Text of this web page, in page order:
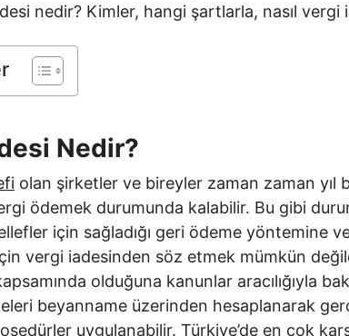
nedir? Kimler, hangi şartlarla, nasıl vergi
Nedir?
olan şirketler ve bireyler zaman zaman yıl
ödemek durumunda kalabilir. Bu gibi
için sağladığı geri ödeme yöntemine
vergi iadesinden söz etmek mümkün
olduğuna kanunlar aracılığıyla
beyanname üzerinden hesaplanarak
uygulanabilir. Türkiye’de en çok